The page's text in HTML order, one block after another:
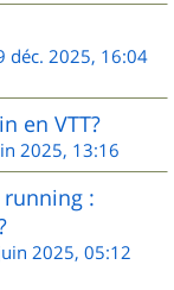
déc. 2025, 16:04
en VTT?
2025, 13:16
:
2025, 05:12